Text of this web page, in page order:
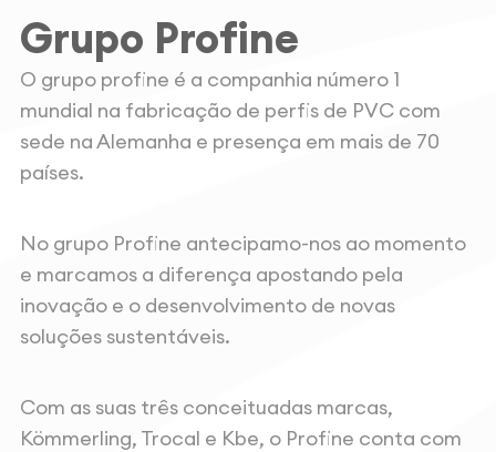
Grupo Profine
O grupo profine é a companhia número 1
mundial na fabricação de perfis de PVC com
sede na Alemanha e presença em mais de 70
países.
No grupo Profine antecipamo-nos ao momento
e marcamos a diferença apostando pela
inovação e o desenvolvimento de novas
soluções sustentáveis.
Com as suas três conceituadas marcas,
Kömmerling, Trocal e Kbe, o Profine conta com